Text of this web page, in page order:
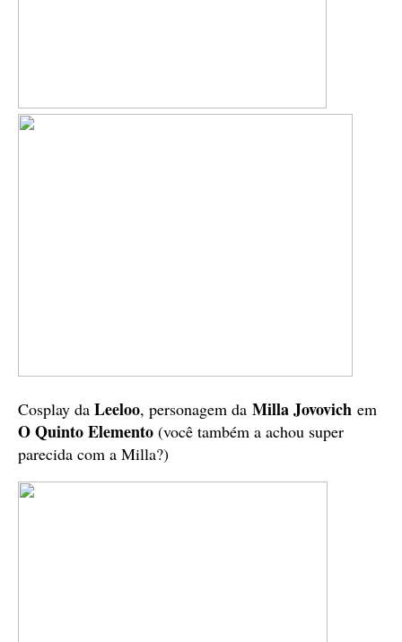
Cosplay da Leeloo, personagem da Milla Jovovich em
O Quinto Elemento (você também a achou super
parecida com a Milla?)